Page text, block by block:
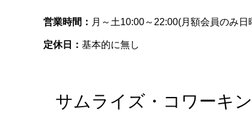
営業時間： 月～土10:00～22:00(月額会員のみ日
定休日： 基本的に無し
サムライズ・コワーキ